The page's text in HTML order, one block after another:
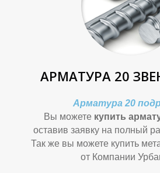
Л
АРМАТУРА 20
Арматура 20
Вы можете купить
оставив заявку на полный
Так же вы можете купить
от Компании
Л